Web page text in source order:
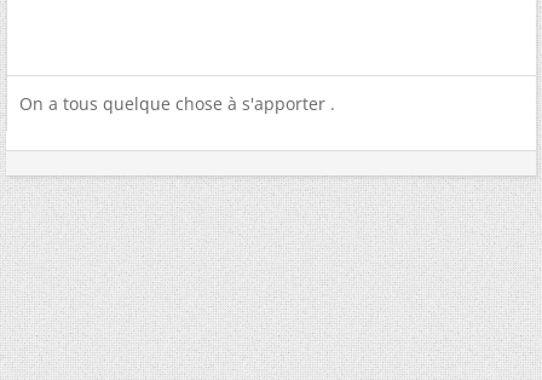
On a tous quelque chose à s'apporter .